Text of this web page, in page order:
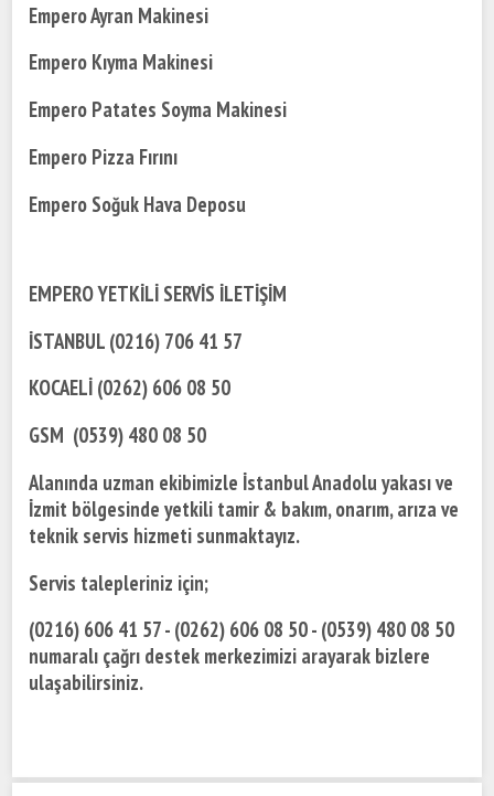
Empero Ayran Makinesi
Empero Kıyma Makinesi
Empero Patates Soyma Makinesi
Empero Pizza Fırını
Empero Soğuk Hava Deposu
EMPERO YETKİLİ SERVİS İLETİŞİM
İSTANBUL (0216) 706 41 57
KOCAELİ (0262) 606 08 50
GSM (0539) 480 08 50
Alanında uzman ekibimizle İstanbul Anadolu yakası ve
İzmit bölgesinde yetkili tamir & bakım, onarım, arıza ve
teknik servis hizmeti sunmaktayız.
Servis talepleriniz için;
(0216) 606 41 57 - (0262) 606 08 50 - (0539) 480 08 50
numaralı çağrı destek merkezimizi arayarak bizlere
ulaşabilirsiniz.